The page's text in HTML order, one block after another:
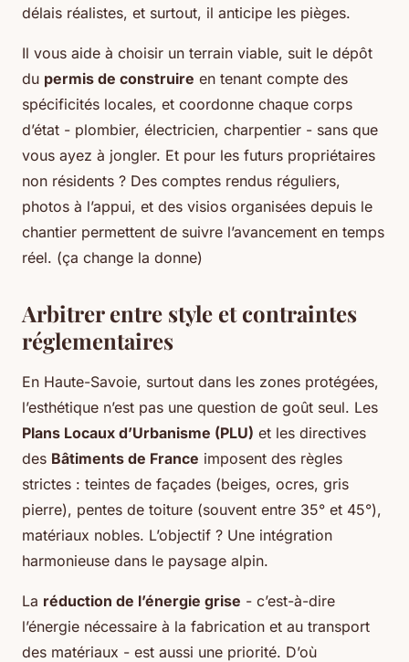
délais réalistes, et surtout, il anticipe les pièges.
Il vous aide à choisir un terrain viable, suit le dépôt
du permis de construire en tenant compte des
spécificités locales, et coordonne chaque corps
d’état - plombier, électricien, charpentier - sans que
vous ayez à jongler. Et pour les futurs propriétaires
non résidents ? Des comptes rendus réguliers,
photos à l’appui, et des visios organisées depuis le
chantier permettent de suivre l’avancement en temps
réel. (ça change la donne)
Arbitrer entre style et contraintes
réglementaires
En Haute-Savoie, surtout dans les zones protégées,
l’esthétique n’est pas une question de goût seul. Les
Plans Locaux d’Urbanisme (PLU) et les directives
des Bâtiments de France imposent des règles
strictes : teintes de façades (beiges, ocres, gris
pierre), pentes de toiture (souvent entre 35° et 45°),
matériaux nobles. L’objectif ? Une intégration
harmonieuse dans le paysage alpin.
La réduction de l’énergie grise - c’est-à-dire
l’énergie nécessaire à la fabrication et au transport
des matériaux - est aussi une priorité. D’où